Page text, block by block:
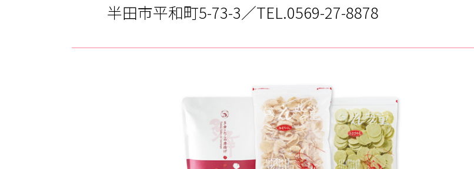
半田市平和町5-73-3／TEL.0569-27-8878